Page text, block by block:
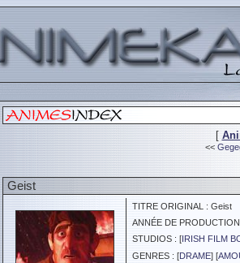
[
<<
Geist
TITRE ORIGINAL : Geist
ANNÉE DE
STUDIOS : [IRISH FILM
GENRES : [DRAME] [